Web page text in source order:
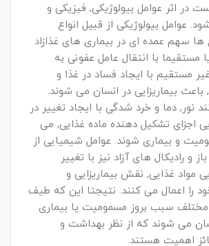
در اثر عوامل بیولوژیکی, فیزیکی و
عوامل بیولوژیکی از قبیل انواع
ها سهم عمده ای در بیماری های غذازاد
مستقیما با انتقال عامل عفونی به
مستقیم با ایجاد فساد در غذا و
بیماریزایی در انسان می شوند.
نور, دما و خرد شدگی با ایجاد تغییر در
اجزای تشکیل دهنده ماده غذایی, می
و بیماری شوند. عوامل شیمیایی از
و رادیکال های آزاد نیز با تغییر
مواد غذایی, نقش بیماریزایی و
را اعمال می کنند. نتیجتا این که طیف
سبب بروز مسمومیت یا بیماری
می شوند که از نظر بهداشت و
اهمیت هستند.